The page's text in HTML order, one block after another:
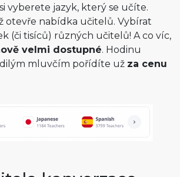
vyberete jazyk, který se učíte.
otevře nabídka učitelů. Vybírat
(či tisíců) různých učitelů! A co víc,
velmi dostupné. Hodinu
mluvčím pořídíte už za cenu